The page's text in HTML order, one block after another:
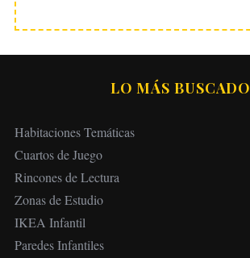
LO MÁS BUSCADO
Habitaciones Temáticas
Cuartos de Juego
Rincones de Lectura
Zonas de Estudio
IKEA Infantil
Paredes Infantiles